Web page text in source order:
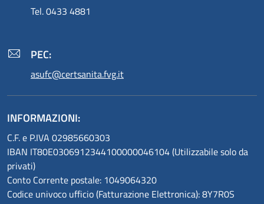
Tel. 0433 4881
PEC:
asufc@certsanita.fvg.it
INFORMAZIONI:
C.F. e P.IVA 02985660303
IBAN IT80E0306912344100000046104 (Utilizzabile solo da
privati)
Conto Corrente postale: 1049064320
Codice univoco ufficio (Fatturazione Elettronica): 8Y7R0S